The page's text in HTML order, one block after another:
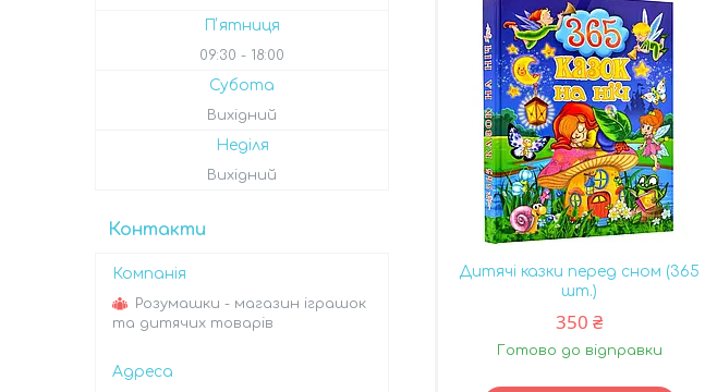
Дитячі казки перед сном (365
шт.)
350 ₴
Готово до відправки
Пʼятниця
09:30 18:00
Субота
Вихідний
Неділя
Вихідний
Контакти
Розумашки - магазин іграшок
та дитячих товарів